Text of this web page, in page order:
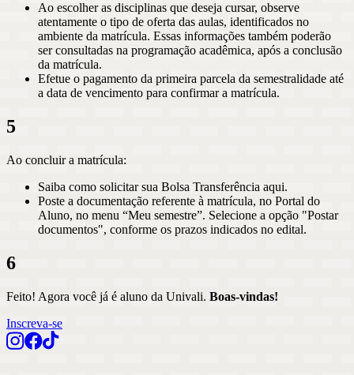
Ao escolher as disciplinas que deseja cursar, observe
atentamente o tipo de oferta das aulas, identificados no
ambiente da matrícula. Essas informações também poderão
ser consultadas na programação acadêmica, após a conclusão
da matrícula.
Efetue o pagamento da primeira parcela da semestralidade até
a data de vencimento para confirmar a matrícula.
5
Ao concluir a matrícula:
Saiba como solicitar sua Bolsa Transferência aqui.
Poste a documentação referente à matrícula, no Portal do
Aluno, no menu “Meu semestre”. Selecione a opção "Postar
documentos", conforme os prazos indicados no edital.
6
Feito! Agora você já é aluno da Univali. Boas-vindas!
Inscreva-se